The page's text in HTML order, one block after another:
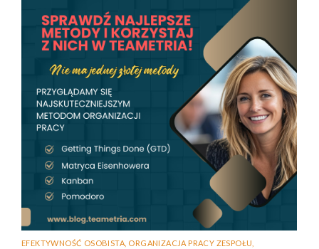
EFEKTYWNOŚĆ OSOBISTA ORGANIZACJA PRACY ZESPOŁU